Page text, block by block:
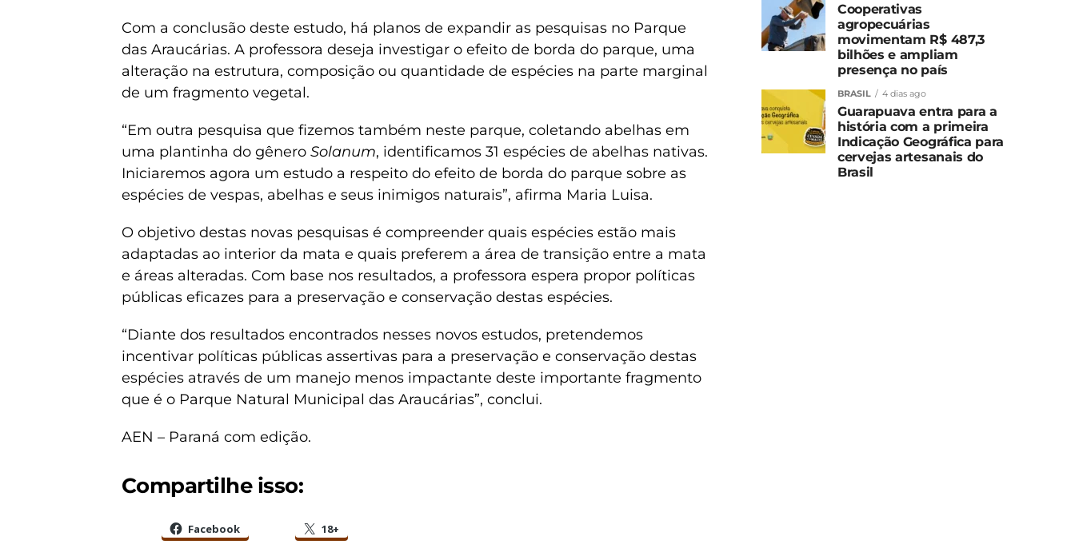
Com a conclusão deste estudo, há planos de expandir as pesquisas no Parque
das Araucárias. A professora deseja investigar o efeito de borda do parque, uma
alteração na estrutura, composição ou quantidade de espécies na parte marginal
de um fragmento vegetal.
“Em outra pesquisa que fizemos também neste parque, coletando abelhas em
uma plantinha do gênero Solanum, identificamos 31 espécies de abelhas nativas.
Iniciaremos agora um estudo a respeito do efeito de borda do parque sobre as
espécies de vespas, abelhas e seus inimigos naturais”, afirma Maria Luisa.
O objetivo destas novas pesquisas é compreender quais espécies estão mais
adaptadas ao interior da mata e quais preferem a área de transição entre a mata
e áreas alteradas. Com base nos resultados, a professora espera propor políticas
públicas eficazes para a preservação e conservação destas espécies.
“Diante dos resultados encontrados nesses novos estudos, pretendemos
incentivar políticas públicas assertivas para a preservação e conservação destas
espécies através de um manejo menos impactante deste importante fragmento
que é o Parque Natural Municipal das Araucárias”, conclui.
AEN – Paraná com edição.
Compartilhe isso:
Facebook 18+
Cooperativas
agropecuárias
movimentam R$ 487,3
bilhões e ampliam
presença no país
BRASIL 4 dias ago
Guarapuava entra para a
história com a primeira
Indicação Geográfica para
cervejas artesanais do
Brasil